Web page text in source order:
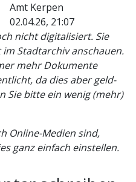
Amt Kerpen
02.04.26, 21:07
nicht digitalisiert. Sie
Stadtarchiv anschauen.
mehr Dokumente
da dies aber geld-
Sie bitte ein wenig (mehr)
Online-Medien sind,
ganz einfach einstellen.